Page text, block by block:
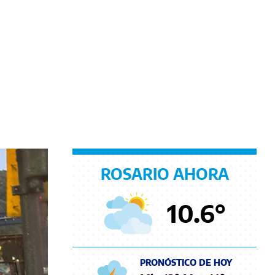
ROSARIO AHORA
10.6°
PRONÓSTICO DE HOY